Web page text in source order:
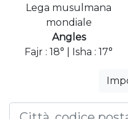
Lega musulmana
mondiale
Angles
Fajr : 18° | Isha : 17°